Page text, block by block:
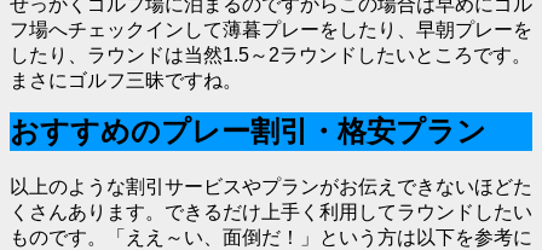
フ場へチェックインして薄暮プレーをしたり、早朝プレーを
したり、ラウンドは当然1.5～2ラウンドしたいところです。
まさにゴルフ三昧ですね。
おすすめのプレー割引・格安プラン
以上のような割引サービスやプランがお伝えできないほどた
くさんあります。できるだけ上手く利用してラウンドしたい
ものです。「ええ～い、面倒だ！」という方は以下を参考に